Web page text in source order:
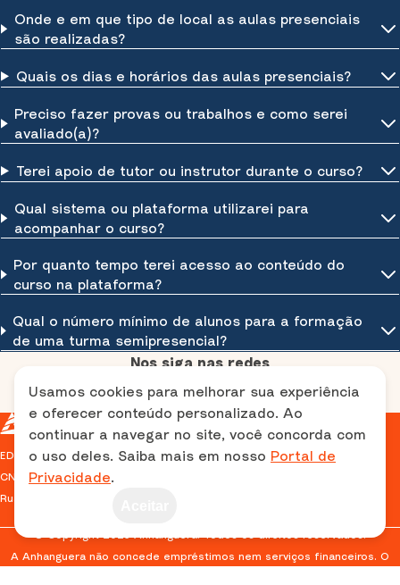
Onde e em que tipo de local as aulas presenciais
são realizadas?
Quais os dias e horários das aulas presenciais?
Preciso fazer provas ou trabalhos e como serei
avaliado(a)?
Terei apoio de tutor ou instrutor durante o curso?
Qual sistema ou plataforma utilizarei para
acompanhar o curso?
Por quanto tempo terei acesso ao conteúdo do
curso na plataforma?
Qual o número mínimo de alunos para a formação
de uma turma semipresencial?
Nos siga nas redes
EDITORA E DISTRIBUIDORA EDUCACIONAL S/A
CNPJ: 38.733.648/0001-40
Rua das Guajajaras, 591 - Lourdes - Belo Horizonte, MG
© Copyright 2025 Anhanguera. Todos os direitos reservados.
A Anhanguera não concede empréstimos nem serviços financeiros. O
parcelamento refere-se exclusivamente às formas de pagamento
Usamos cookies para melhorar sua experiência
e oferecer conteúdo personalizado. Ao
continuar a navegar no site, você concorda com
o uso deles. Saiba mais em nosso Portal de
Privacidade.